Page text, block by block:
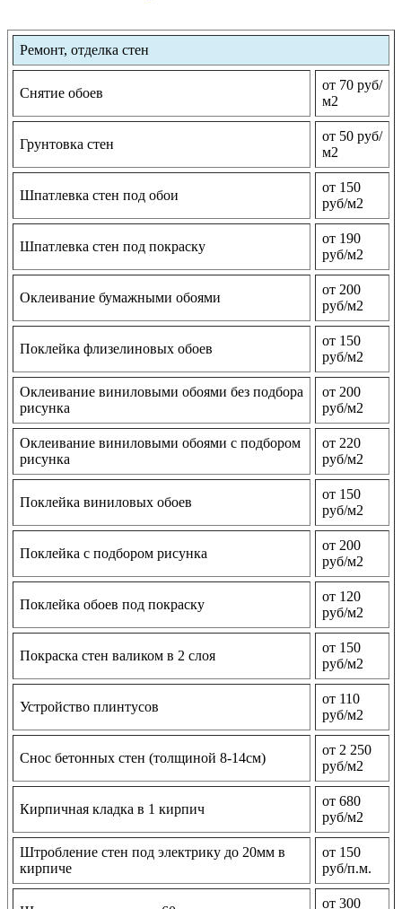
Ремонт, отделка стен
Снятие обоев
от 70 руб/
м2
Грунтовка стен
от 50 руб/
м2
Шпатлевка стен под обои
от 150
руб/м2
Шпатлевка стен под покраску
от 190
руб/м2
Оклеивание бумажными обоями
от 200
руб/м2
Поклейка флизелиновых обоев
от 150
руб/м2
Оклеивание виниловыми обоями без подбора
рисунка
от 200
руб/м2
Оклеивание виниловыми обоями с подбором
рисунка
от 220
руб/м2
Поклейка виниловых обоев
от 150
руб/м2
Поклейка с подбором рисунка
от 200
руб/м2
Поклейка обоев под покраску
от 120
руб/м2
Покраска стен валиком в 2 слоя
от 150
руб/м2
Устройство плинтусов
от 110
руб/м2
Снос бетонных стен (толщиной 8-14см)
от 2 250
руб/м2
Кирпичная кладка в 1 кирпич
от 680
руб/м2
Штробление стен под электрику до 20мм в
кирпиче
от 150
руб/п.м.
от 300